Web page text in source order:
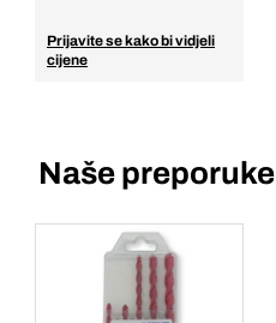
Prijavite se kako bi vidjeli
cijene
Naše preporuke